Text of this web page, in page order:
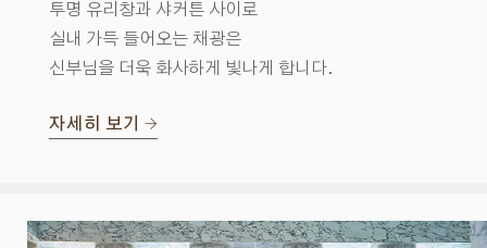
투명 유리창과 샤커튼 사이로
실내 가득 들어오는 채광은
신부님을 더욱 화사하게 빛나게 합니다.
자세히 보기